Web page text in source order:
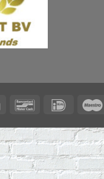
Credit
BancontactIDeal